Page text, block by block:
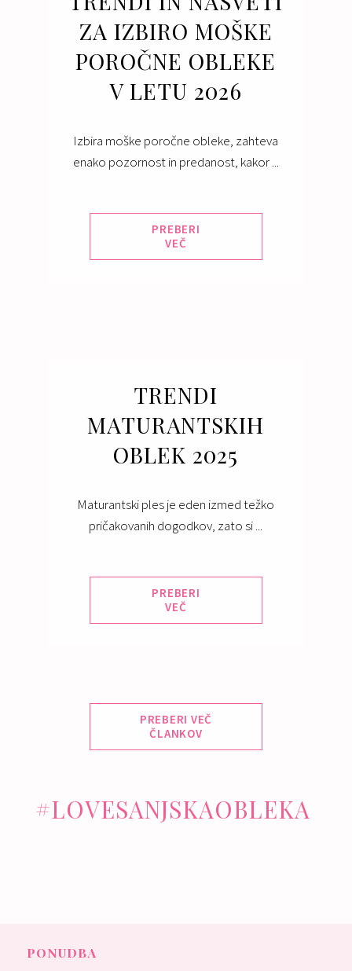
ZA IZBIRO MOŠKE
POROČNE OBLEKE
V LETU 2026
Izbira moške poročne obleke, zahteva
enako pozornost in predanost, kakor ...
PREBERI
VEČ
TRENDI
MATURANTSKIH
OBLEK 2025
Maturantski ples je eden izmed težko
pričakovanih dogodkov, zato si ...
PREBERI
VEČ
PREBERI VEČ
ČLANKOV
#LOVESANJSKAOBLEKA
PONUDBA